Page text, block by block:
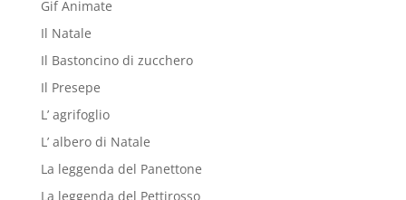
Gif Animate
Il Natale
Il Bastoncino di zucchero
Il Presepe
L’ agrifoglio
L’ albero di Natale
La leggenda del Panettone
La leggenda del Pettirosso